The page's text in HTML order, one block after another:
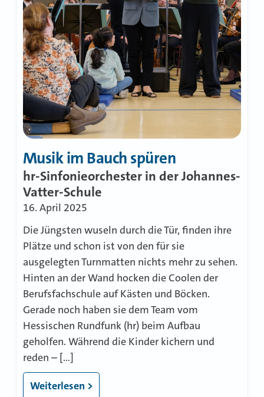
Musik im Bauch spüren
hr-Sinfonieorchester in der Johannes-
Vatter-Schule
16. April 2025
Die Jüngsten wuseln durch die Tür, finden ihre
Plätze und schon ist von den für sie
ausgelegten Turnmatten nichts mehr zu sehen.
Hinten an der Wand hocken die Coolen der
Berufsfachschule auf Kästen und Böcken.
Gerade noch haben sie dem Team vom
Hessischen Rundfunk (hr) beim Aufbau
geholfen. Während die Kinder kichern und
reden – […]
Weiterlesen >